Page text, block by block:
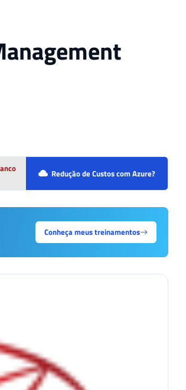
Redução de Custos com Azure?
Conheça meus treinamentos